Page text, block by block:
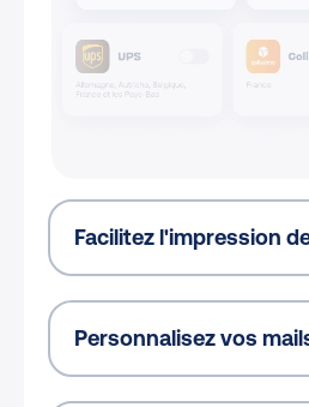
Facilitez l'impression
Personnalisez vos